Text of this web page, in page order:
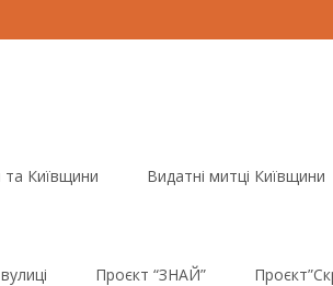
Київщини Видатні митці Київщини
Проєкт “ЗНАЙ”